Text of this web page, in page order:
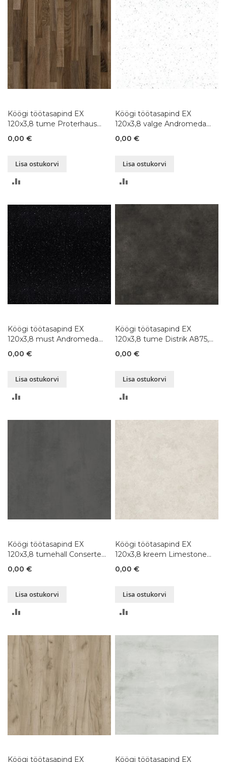
Köögi töötasapind EX
120x3,8 tume Proterhaus
tamm K092, 80-
300x120xK3,8 cm
0,00 €
Lisa ostukorvi
Köögi töötasapind EX
120x3,8 valge Andromeda
K217, 80-300x120xK3,8 cm
0,00 €
Lisa ostukorvi
Köögi töötasapind EX
120x3,8 must Andromeda
K218, 80-300x120xK3,8 cm
0,00 €
Lisa ostukorvi
Köögi töötasapind EX
120x3,8 tume Distrik A875,
80-300x120xK3,8 cm
0,00 €
Lisa ostukorvi
Köögi töötasapind EX
120x3,8 tumehall Conserte
K201, 80-300x120xK3,8 cm
0,00 €
Lisa ostukorvi
Köögi töötasapind EX
120x3,8 kreem Limestone
K209, 80-300x120xK3,8 cm
0,00 €
Lisa ostukorvi
Köögi töötasapind EX Köögi töötasapind EX